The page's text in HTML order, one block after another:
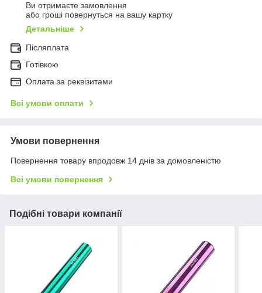
Ви отримаєте замовлення
або гроші повернуться на вашу картку
Детальніше
Післяплата
Готівкою
Оплата за реквізитами
Всі умови оплати
Умови повернення
Повернення товару впродовж 14 днів за домовленістю
Всі умови повернення
Подібні товари компанії